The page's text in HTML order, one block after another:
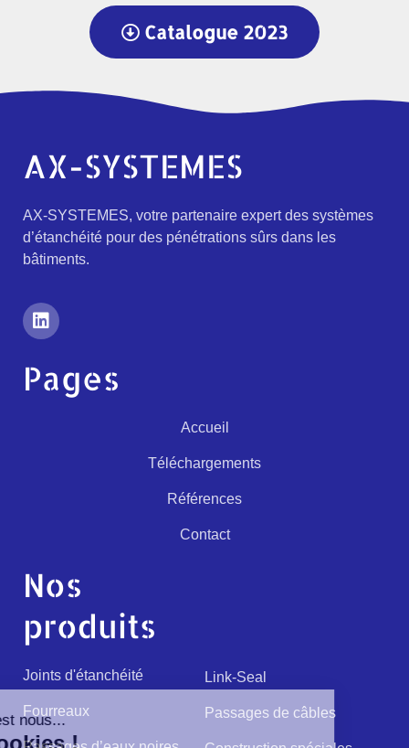
Catalogue 2023
AX-SYSTEMES
AX-SYSTEMES, votre partenaire expert des systèmes
d’étanchéité pour des pénétrations sûrs dans les
bâtiments.
Pages
Accueil
Téléchargements
Références
Contact
Nos
produits
Joints d'étanchéité
Fourreaux
Link-Seal
Passages de câbles